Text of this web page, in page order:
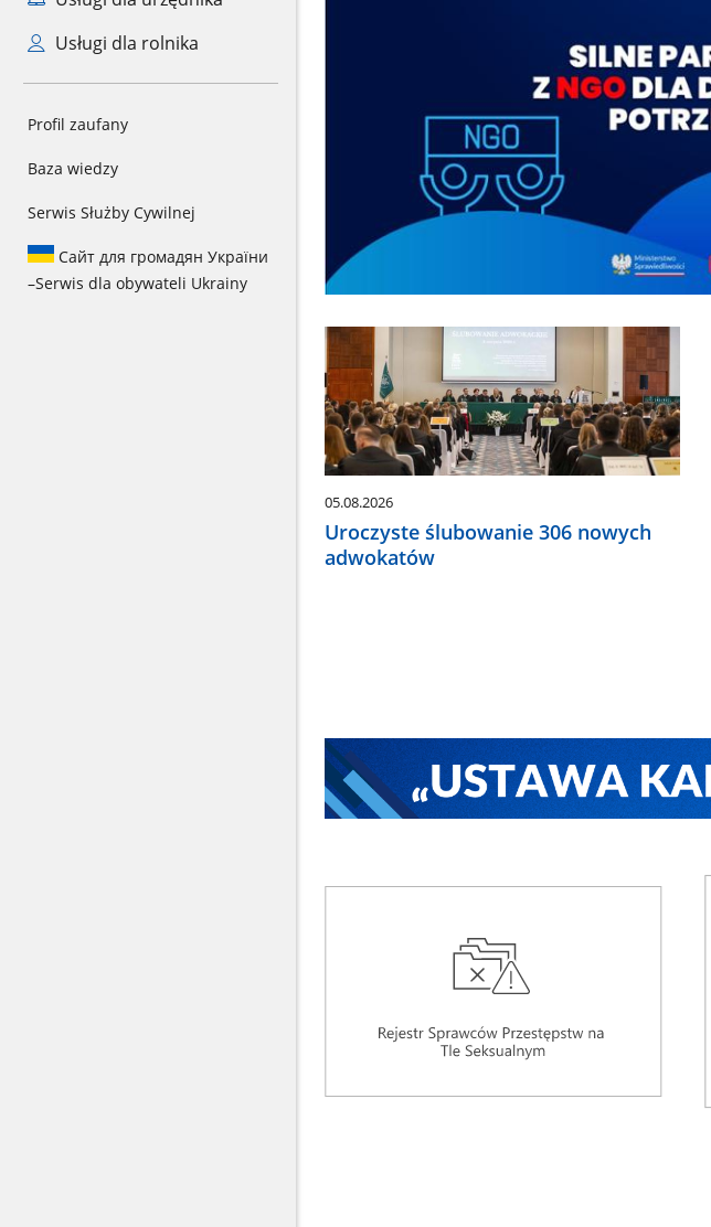
Usługi dla rolnika
Profil zaufany
Baza wiedzy
Serwis Służby Cywilnej
Сайт для громадян України
–Serwis dla obywateli Ukrainy
05.08.2026
Uroczyste ślubowanie 306 nowych
adwokatów